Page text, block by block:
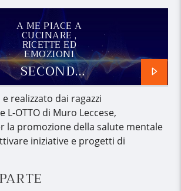
A ME PIACE A
CUCINARE ,
RICETTE ED
EMOZIONI
SECONDA
PARTE
realizzato dai ragazzi
L-OTTO di Muro Leccese,
la promozione della salute mentale
iniziative e progetti di